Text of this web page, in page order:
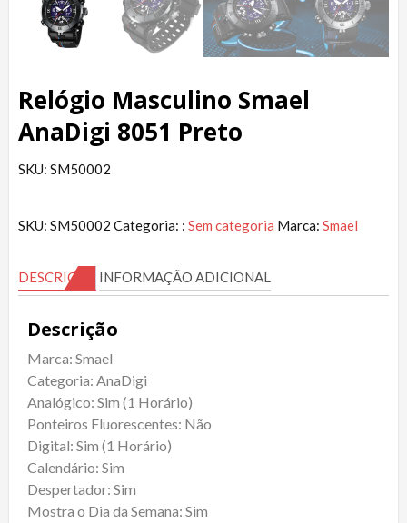
Relógio Masculino Smael
AnaDigi 8051 Preto
SKU: SM50002
SKU: SM50002 Categoria: : Sem categoria Marca: Smael
DESCRIÇÃO INFORMAÇÃO ADICIONAL
Descrição
Marca: Smael
Categoria: AnaDigi
Analógico: Sim (1 Horário)
Ponteiros Fluorescentes: Não
Digital: Sim (1 Horário)
Calendário: Sim
Despertador: Sim
Mostra o Dia da Semana: Sim